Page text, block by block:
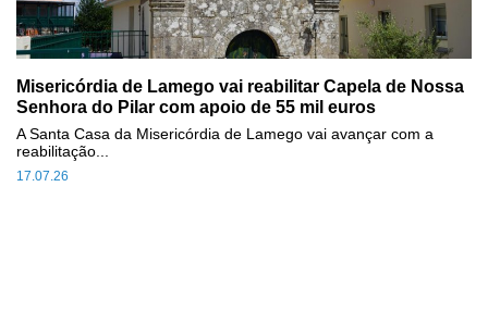
Misericórdia de Lamego vai reabilitar Capela de Nossa
Senhora do Pilar com apoio de 55 mil euros
17.07.26
A Santa Casa da Misericórdia de Lamego vai avançar com a
reabilitação...